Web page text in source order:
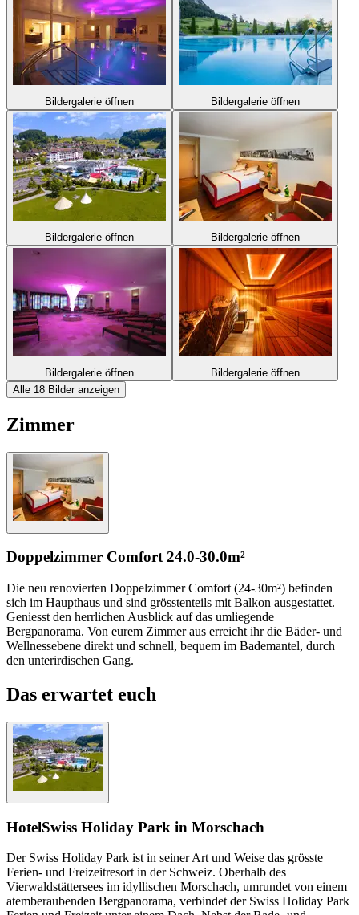
Bildergalerie öffnen Bildergalerie öffnen
Bildergalerie öffnen Bildergalerie öffnen
Bildergalerie öffnen
Bildergalerie öffnen
Alle 18 Bilder anzeigen
Zimmer
Doppelzimmer Comfort24.0-30.0m²
Die neu renovierten Doppelzimmer Comfort (24-30m²) befinden
sich im Haupthaus und sind grösstenteils mit Balkon ausgestattet.
Geniesst den herrlichen Ausblick auf das umliegende
Bergpanorama. Von eurem Zimmer aus erreicht ihr die Bäder- und
Wellnessebene direkt und schnell, bequem im Bademantel, durch
den unterirdischen Gang.
Das erwartet euch
HotelSwiss Holiday Park in Morschach
Der Swiss Holiday Park ist in seiner Art und Weise das grösste
Ferien- und Freizeitresort in der Schweiz. Oberhalb des
Vierwaldstättersees im idyllischen Morschach, umrundet von einem
atemberaubenden Bergpanorama, verbindet der Swiss Holiday Park